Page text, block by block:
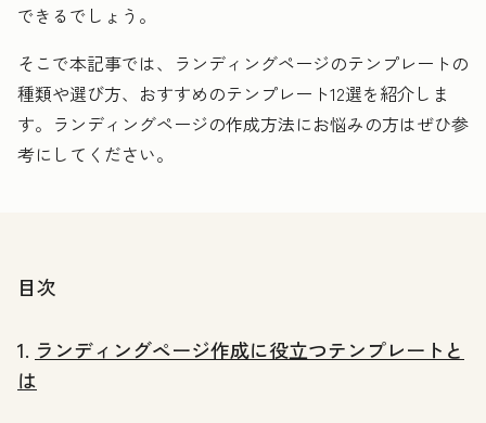
できるでしょう。
そこで本記事では、ランディングページのテンプレートの
種類や選び方、おすすめのテンプレート12選を紹介しま
す。ランディングページの作成方法にお悩みの方はぜひ参
考にしてください。
目次
1. ランディングページ作成に役立つテンプレートと
は